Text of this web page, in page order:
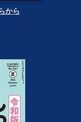
から